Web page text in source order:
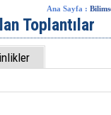
Ana Sayfa :
Toplantılar